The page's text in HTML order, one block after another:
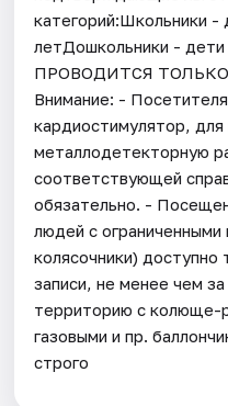
категорий:Школьники -
летДошкольники -
ПРОВОДИТСЯ
Внимание: -
кардиостимулятор,
металлодетекторную
соответствующей
обязательно. -
людей с
колясочники) доступно
записи, не менее чем
территорию с
газовыми и пр.
строго